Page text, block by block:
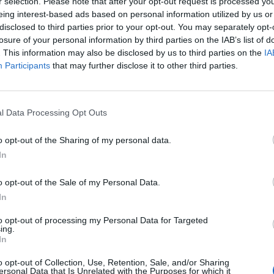
interest-based ads based on personal information utilized by us
to third parties prior to your opt-out. You may separately
of your personal information by third parties on the IAB’s list of
This information may also be disclosed by us to third parties on the
Participants that may further disclose it to other third parties.
Data Processing Opt Outs
opt-out of the Sharing of my personal data.
opt-out of the Sale of my Personal Data.
opt-out of processing my Personal Data for Targeted
opt-out of Collection, Use, Retention, Sale, and/or Sharing
Data that Is Unrelated with the Purposes for which it
της για τον 9ο όμιλο του Μουντιάλ και τα
τους πρώτους 3 βαθμούς τους στη
στην «κούρσα» για τους καλύτερους
Παλαιστίνη"
7 Αυγούστου 2026, 11:06
ΛΑ.ΣΥ.
περιφερειακή
κάνει πως δεν
Άκυρες οι
φορέων του
Οκτωβρίου
Ταϊλάνδη:
7 Αυγούστου 2026, 10:37